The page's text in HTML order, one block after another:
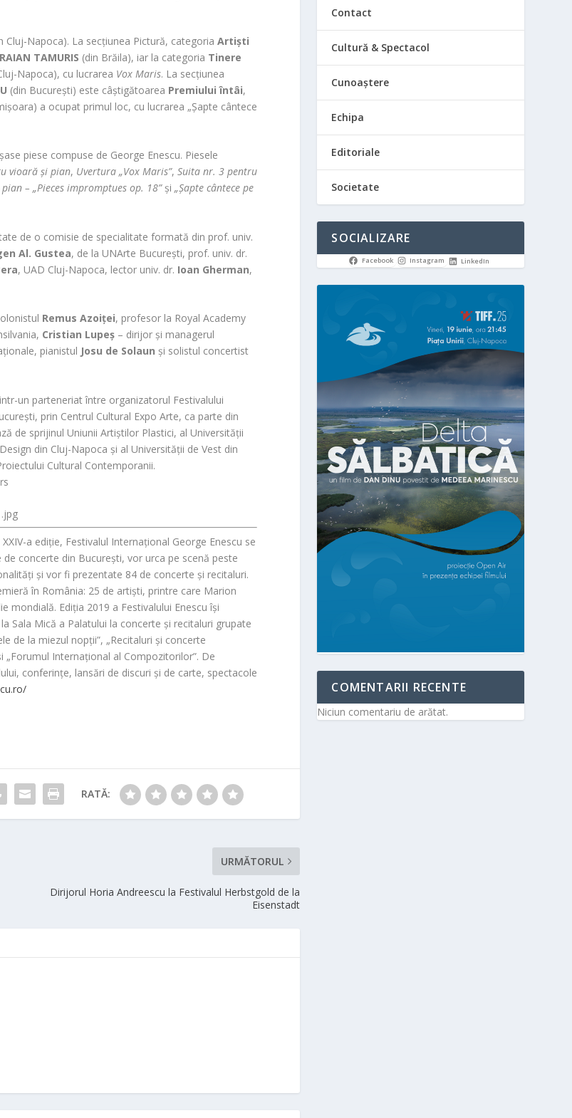
Cluj-Napoca). La secțiunea Pictură, categoriaArtiști
TAMURIS (din Brăila), iar la categoria Tinere
Napoca), cu lucrarea Vox Maris. La secțiunea
(din București) este câștigătoarea Premiului întâi,
a ocupat primul loc, cu lucrarea „Șapte cântece
piese compuse de George Enescu. Piesele
vioară și pian, Uvertura „Vox Maris”,Suita nr. 3 pentru
– „Pieces impromptues op. 18”și„Șapte cântece pe
de o comisie de specialitate formată din prof. univ.
Al. Gustea, de la UNArte București, prof. univ. dr.
, UAD Cluj-Napoca, lector univ. dr. Ioan Gherman,
Remus Azoiței, profesor la Royal Academy
Cristian Lupeș – dirijor și managerul
pianistul Josu de Solaun și solistul concertist
un parteneriat între organizatorul Festivalului
prin Centrul Cultural Expo Arte, ca parte din
de sprijinul Uniunii Artiștilor Plastici, al Universității
din Cluj-Napoca și al Universității de Vest din
Cultural Contemporanii.
a ediție, Festivalul Internațional George Enescu se
concerte din București, vor urca pe scenă peste
și vor fi prezentate 84 de concerte și recitaluri.
în România: 25 de artiști, printre care Marion
mondială. Ediția 2019 a Festivalului Enescu își
Sala Mică a Palatului la concerte și recitaluri grupate
de la miezul nopții”, „Recitaluri și concerte
„Forumul Internațional al Compozitorilor”. De
conferințe, lansări de discuri și de carte, spectacole
RATĂ:
URMĂTORUL
Dirijorul Horia Andreescu la Festivalul Herbstgold de la
Eisenstadt
Contact
Cultură & Spectacol
Cunoaștere
Echipa
Editoriale
Societate
SOCIALIZARE
Facebook Instagram LinkedIn
COMENTARII RECENTE
Niciun comentariu de arătat.